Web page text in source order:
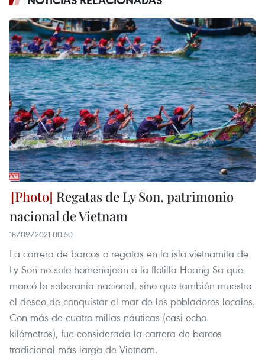
Regatas de Ly Son, patrimonio
nacional de Vietnam
18/09/2021 00:50
La carrera de barcos o regatas en la isla vietnamita de
Ly Son no solo homenajean a la flotilla Hoang Sa que
marcó la soberanía nacional, sino que también muestra
el deseo de conquistar el mar de los pobladores locales.
Con más de cuatro millas náuticas (casi ocho
kilómetros), fue considerada la carrera de barcos
tradicional más larga de Vietnam.